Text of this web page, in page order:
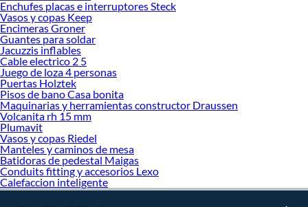
Enchufes placas e interruptores Steck
Vasos y copas Keep
Encimeras Groner
Guantes para soldar
Jacuzzis inflables
Cable electrico 2 5
Juego de loza 4 personas
Puertas Holztek
Pisos de bano Casa bonita
Maquinarias y herramientas constructor Draussen
Volcanita rh 15 mm
Plumavit
Vasos y copas Riedel
Manteles y caminos de mesa
Batidoras de pedestal Maigas
Conduits fitting y accesorios Lexo
Calefaccion inteligente